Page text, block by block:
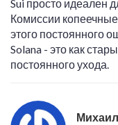
Sui просто идеален
Комиссии
этого постоянного
Solana - это как
постоянного ухода.